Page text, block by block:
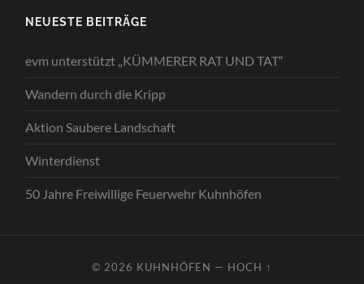
NEUESTE BEITRÄGE
evm unterstützt „KÜMMERER RAT UND TAT“
Wandern durch die Kripp
Aktion Saubere Landschaft
Winterdienst
50 Jahre Freiwillige Feuerwehr Kuhnhöfen
© 2026 KUHNHÖFEN — HOCH ↑